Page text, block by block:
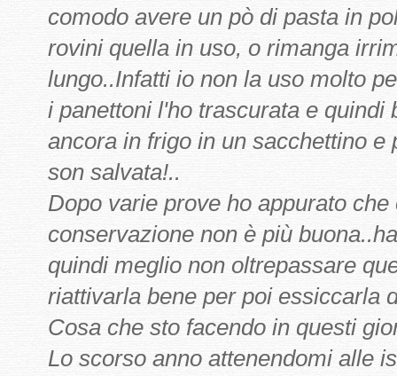
comodo avere un pò di pasta in
rovini quella in uso, o rimanga
lungo..Infatti io non la uso molto
i panettoni l'ho trascurata e quindi
ancora in frigo in un sacchettino
son salvata!..
Dopo varie prove ho appurato
conservazione non è più
quindi meglio non oltrepassare
riattivarla bene per poi essiccarla
Cosa che sto facendo in questi
Lo scorso anno attenendomi alle